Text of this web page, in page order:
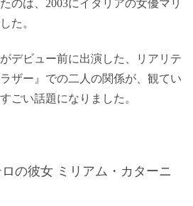
のは、2003にイタリアの女優マリ
た。
デビュー前に出演した、リアリテ
ザー』での二人の関係が、観てい
ごい話題になりました。
の彼女 ミリアム・カターニ